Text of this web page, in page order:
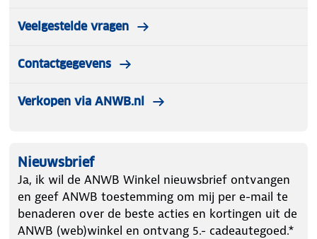
Veelgestelde vragen
Contactgegevens
Verkopen via ANWB.nl
Nieuwsbrief
Ja, ik wil de ANWB Winkel nieuwsbrief ontvangen
en geef ANWB toestemming om mij per e-mail te
benaderen over de beste acties en kortingen uit de
ANWB (web)winkel en ontvang 5.- cadeautegoed.*